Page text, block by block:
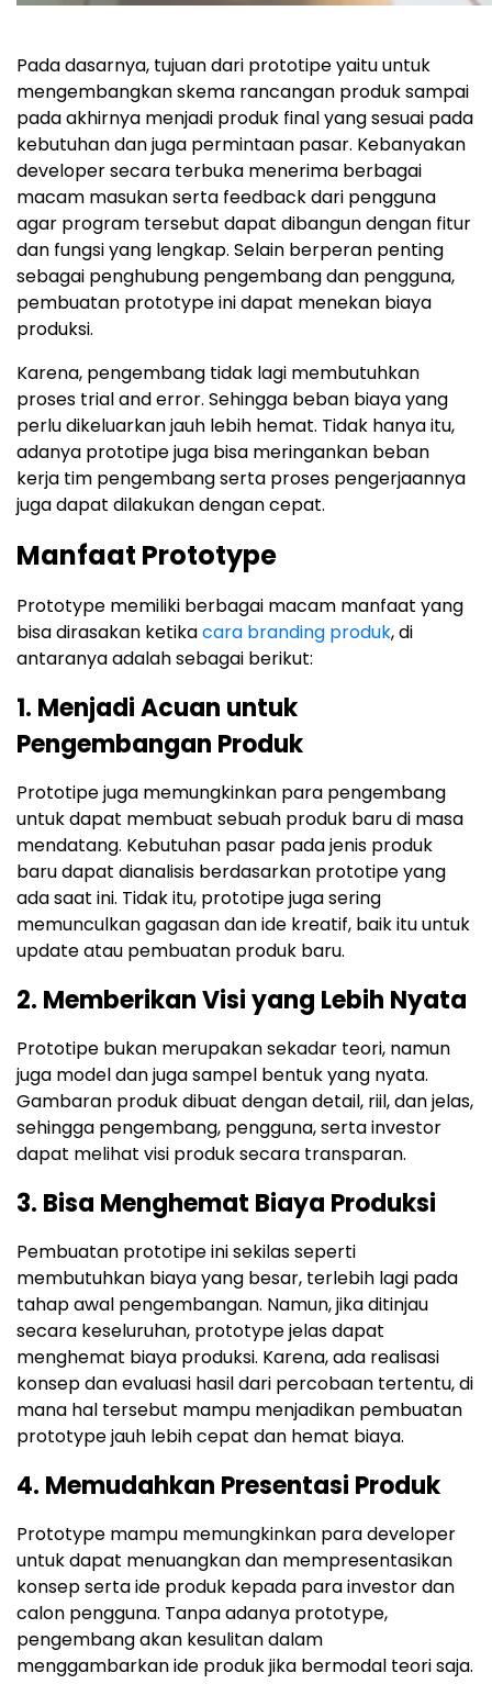
Pada dasarnya, tujuan dari prototipe yaitu untuk
mengembangkan skema rancangan produk sampai
pada akhirnya menjadi produk final yang sesuai pada
kebutuhan dan juga permintaan pasar. Kebanyakan
developer secara terbuka menerima berbagai
macam masukan serta feedback dari pengguna
agar program tersebut dapat dibangun dengan fitur
dan fungsi yang lengkap. Selain berperan penting
sebagai penghubung pengembang dan pengguna,
pembuatan prototype ini dapat menekan biaya
produksi.
Karena, pengembang tidak lagi membutuhkan
proses trial and error. Sehingga beban biaya yang
perlu dikeluarkan jauh lebih hemat. Tidak hanya itu,
adanya prototipe juga bisa meringankan beban
kerja tim pengembang serta proses pengerjaannya
juga dapat dilakukan dengan cepat.
Manfaat Prototype
Prototype memiliki berbagai macam manfaat yang
bisa dirasakan ketikacara branding produk, di
antaranya adalah sebagai berikut:
1. Menjadi Acuan untuk
Pengembangan Produk
Prototipe juga memungkinkan para pengembang
untuk dapat membuat sebuah produk baru di masa
mendatang. Kebutuhan pasar pada jenis produk
baru dapat dianalisis berdasarkan prototipe yang
ada saat ini. Tidak itu, prototipe juga sering
memunculkan gagasan dan ide kreatif, baik itu untuk
update atau pembuatan produk baru.
2. Memberikan Visi yang Lebih Nyata
Prototipe bukan merupakan sekadar teori, namun
juga model dan juga sampel bentuk yang nyata.
Gambaran produk dibuat dengan detail, riil, dan jelas,
sehingga pengembang, pengguna, serta investor
dapat melihat visi produk secara transparan.
3. Bisa Menghemat Biaya Produksi
Pembuatan prototipe ini sekilas seperti
membutuhkan biaya yang besar, terlebih lagi pada
tahap awal pengembangan. Namun, jika ditinjau
secara keseluruhan, prototype jelas dapat
menghemat biaya produksi. Karena, ada realisasi
konsep dan evaluasi hasil dari percobaan tertentu, di
mana hal tersebut mampu menjadikan pembuatan
prototype jauh lebih cepat dan hemat biaya.
4. Memudahkan Presentasi Produk
Prototype mampu memungkinkan para developer
untuk dapat menuangkan dan mempresentasikan
konsep serta ide produk kepada para investor dan
calon pengguna. Tanpa adanya prototype,
pengembang akan kesulitan dalam
menggambarkan ide produk jika bermodal teori saja.